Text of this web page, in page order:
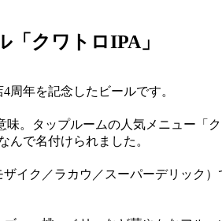
「クワトロIPA」
周年を記念したビールです。
味。タップルームの人気メニュー「ク
んで名付けられました。
イク／ラカウ／スーパーデリック）